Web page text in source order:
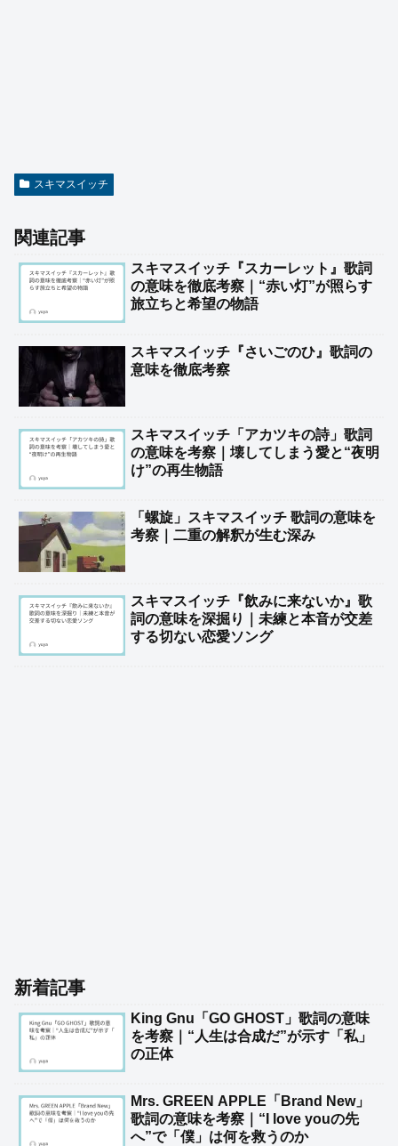
スキマスイッチ
関連記事
スキマスイッチ『スカーレット』歌詞
の意味を徹底考察｜“赤い灯”が照らす
旅立ちと希望の物語
スキマスイッチ『さいごのひ』歌詞の
意味を徹底考察
スキマスイッチ「アカツキの詩」歌詞
の意味を考察｜壊してしまう愛と“夜明
け”の再生物語
「螺旋」スキマスイッチ 歌詞の意味を
考察｜二重の解釈が生む深み
スキマスイッチ『飲みに来ないか』歌
詞の意味を深掘り｜未練と本音が交差
する切ない恋愛ソング
新着記事
King Gnu「GO GHOST」歌詞の意味
を考察｜“人生は合成だ”が示す「私」
の正体
Mrs. GREEN APPLE「Brand New」
歌詞の意味を考察｜“I love youの先
へ”で「僕」は何を救うのか